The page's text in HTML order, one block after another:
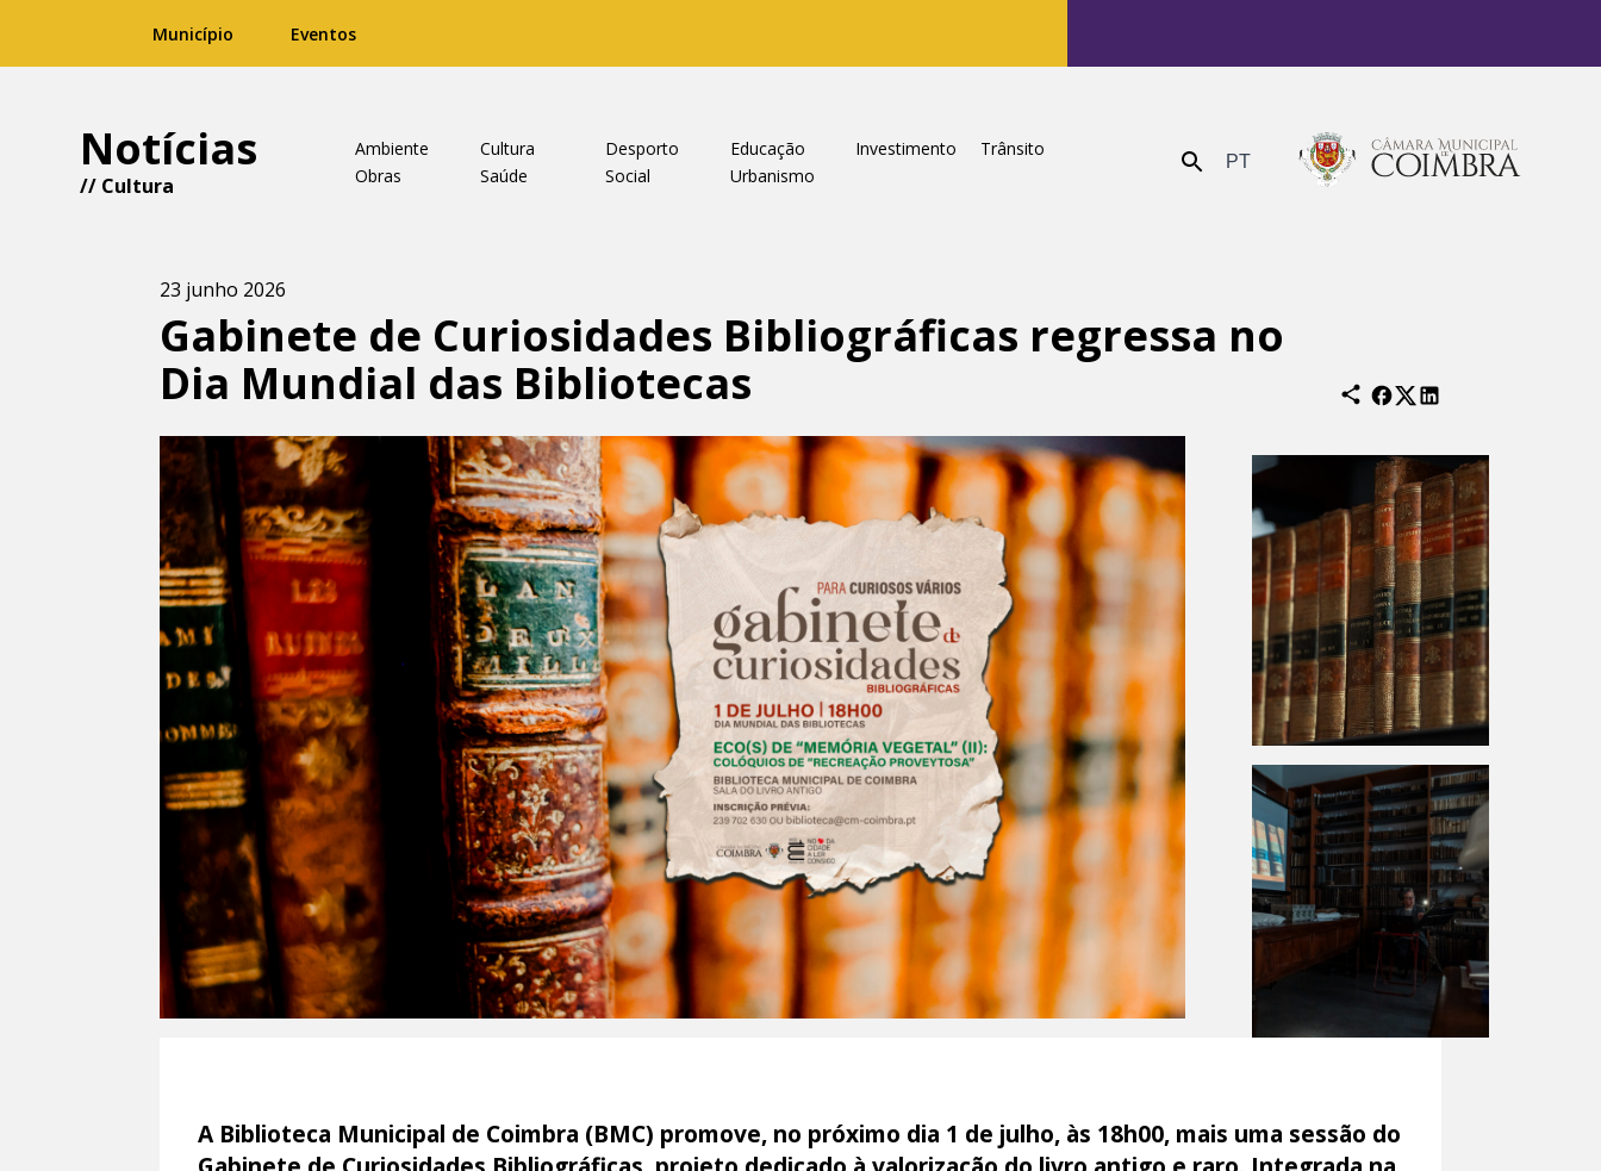
Município Eventos
Notícias
// Cultura
Ambiente Cultura Desporto Educação Investimento
Trânsito
Obras
Saúde Social Urbanismo Enviar PT
23 junho 2026
Gabinete de Curiosidades Bibliográficas regressa no
Dia Mundial das Bibliotecas
A Biblioteca Municipal de Coimbra (BMC) promove, no próximo dia 1 de julho, às 18h00, mais uma sessão do